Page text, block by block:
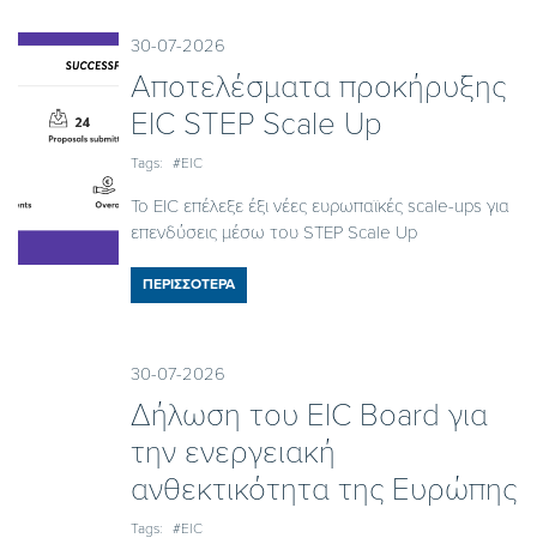
30-07-2026
Αποτελέσματα προκήρυξης
EIC STEP Scale Up
Tags: #EIC
Το EIC επέλεξε έξι νέες ευρωπαϊκές scale-ups για
επενδύσεις μέσω του STEP Scale Up
ΠΕΡΙΣΣΟΤΕΡΑ
30-07-2026
Δήλωση του EIC Board για
την ενεργειακή
ανθεκτικότητα της Ευρώπης
Tags: #EIC